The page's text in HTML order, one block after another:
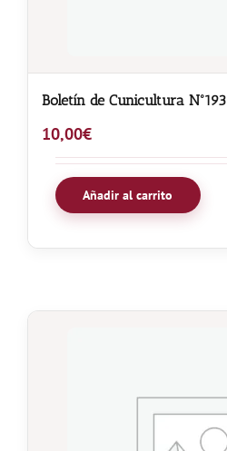
Boletín de Cunicultura Nº193
10,00€
Añadir al carrito